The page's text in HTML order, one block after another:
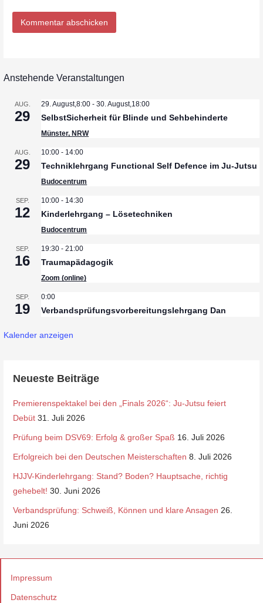
Anstehende Veranstaltungen
AUG.
29
29. August,8:00 -30. August,18:00
SelbstSicherheit für Blinde und Sehbehinderte
Münster, NRW
AUG.
29
10:00 - 14:00
Techniklehrgang Functional Self Defence im Ju-Jutsu
Budocentrum
SEP.
12
10:00 - 14:30
Kinderlehrgang – Lösetechniken
Budocentrum
SEP.
16
19:30 -21:00
Traumapädagogik
Zoom (online)
SEP.
19
0:00
Verbandsprüfungsvorbereitungslehrgang Dan
Kalender anzeigen
Neueste Beiträge
Premierenspektakel bei den „Finals 2026“: Ju-Jutsu feiert
Debüt 31. Juli 2026
Prüfung beim DSV69: Erfolg & großer Spaß 16. Juli 2026
Erfolgreich bei den Deutschen Meisterschaften 8. Juli 2026
HJJV-Kinderlehrgang: Stand? Boden? Hauptsache, richtig
gehebelt! 30. Juni 2026
Verbandsprüfung: Schweiß, Können und klare Ansagen 26.
Juni 2026
Impressum
Datenschutz